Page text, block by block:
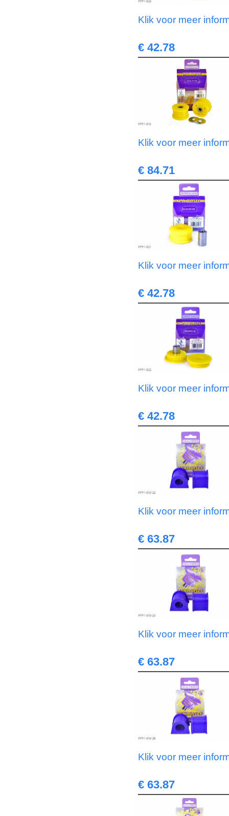
Klik voor meer
€ 42.78
Klik voor meer
€ 84.71
Klik voor meer
€ 42.78
Klik voor meer
€ 42.78
Klik voor meer
€ 63.87
Klik voor meer
€ 63.87
Klik voor meer
€ 63.87